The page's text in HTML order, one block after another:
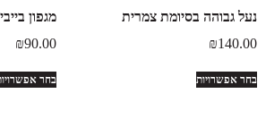
נעל גבוהה בסיומת צמרית
₪140.00
בחר אפשרויות
מגפון
₪90.00
בחר